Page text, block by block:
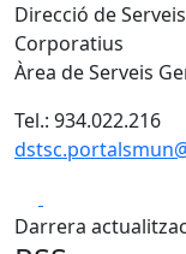
Direcció de
Corporatius
Àrea de Serveis
Tel.: 934.022.216
Darrera